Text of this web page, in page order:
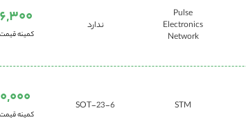
Pulse
Electronics
Network
ندارد
کمینه قیمت
STM
SOT-23-6
کمینه قیمت